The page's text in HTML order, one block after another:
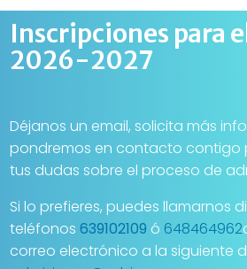
Inscripciones para
2026-2027
Déjanos un email, solicita más
pondremos en contacto contigo
tus dudas sobre el proceso de
Si lo prefieres, puedes llamarnos
teléfonos 639102109 ó 648464962
correo electrónico a la siguiente